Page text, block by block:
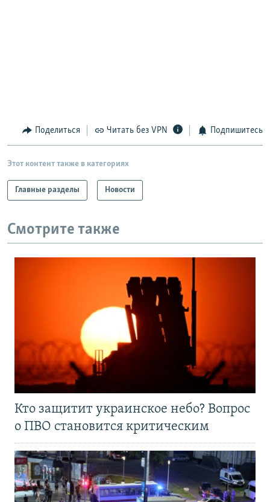
Поделиться Читать без VPN Подпишитесь
Этот контент также в категориях
Главные разделы Новости
Смотрите также
Кто защитит украинское небо? Вопрос
о ПВО становится критическим